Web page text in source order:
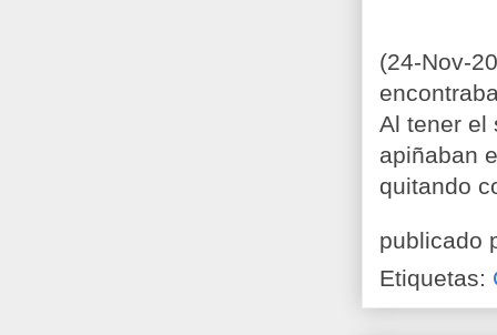
(24-Nov-
Al tener el
apiñaban
quitando
publicado
Etiquetas: